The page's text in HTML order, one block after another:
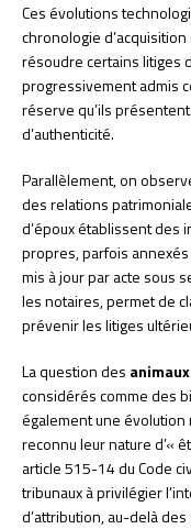
Ces évolutions
chronologie
résoudre certains litiges
progressivement admis
réserve qu’ils
d’authenticité.
Parallèlement, on
des relations
d’époux établissent des
propres, parfois
mis à jour par acte sous
les notaires, permet de
prévenir les litiges
La question des
considérés comme des
également une
reconnu leur nature d’«
article 515-14 du Code
tribunaux à privilégier
d’attribution, au-delà